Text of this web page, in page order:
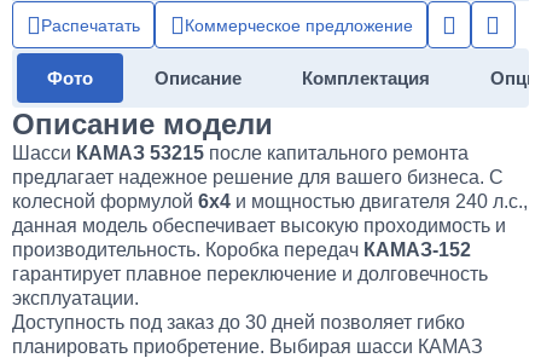
Распечатать Коммерческое предложение
Фото Описание Комплектация
Описание модели
Шасси КАМАЗ 53215 после капитального ремонта
предлагает надежное решение для вашего бизнеса. С
колесной формулой 6х4 и мощностью двигателя 240 л.с.,
данная модель обеспечивает высокую проходимость и
производительность. Коробка передач КАМАЗ-152
гарантирует плавное переключение и долговечность
эксплуатации.
Доступность под заказ до 30 дней позволяет гибко
планировать приобретение. Выбирая шасси КАМАЗ